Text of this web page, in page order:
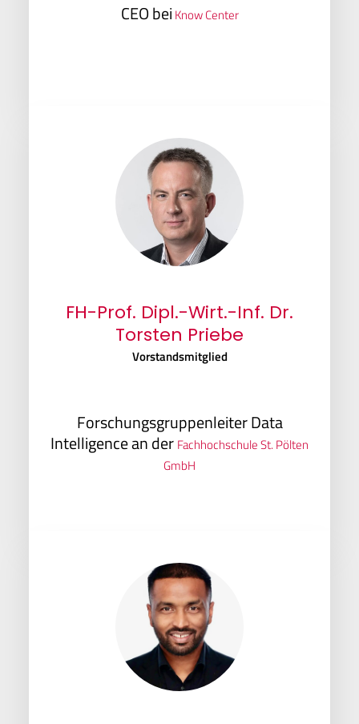
CEO bei Know Center
FH-Prof. Dipl.-Wirt.-Inf. Dr.
Torsten Priebe
Vorstandsmitglied
Forschungsgruppenleiter Data
Intelligence an der Fachhochschule St. Pölten
GmbH